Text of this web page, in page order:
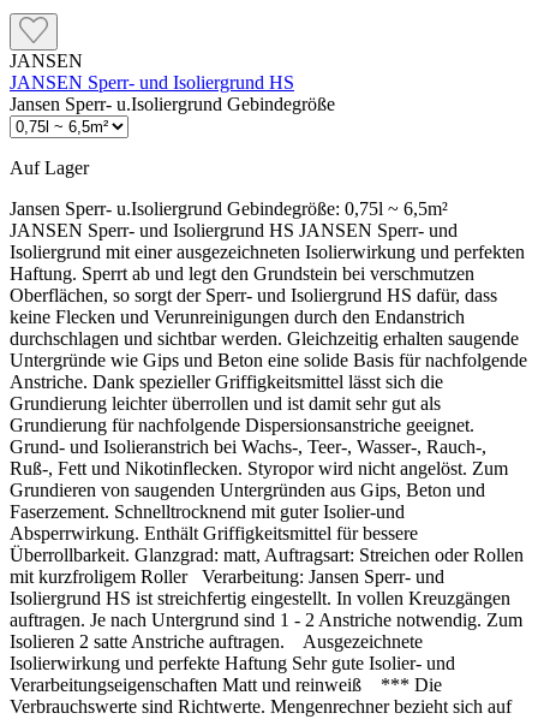
JANSEN
JANSEN Sperr- und Isoliergrund HS
Jansen Sperr- u.Isoliergrund Gebindegröße
Auf Lager
Jansen Sperr- u.Isoliergrund Gebindegröße: 0,75l ~ 6,5m²
JANSEN Sperr- und Isoliergrund HS JANSEN Sperr- und
Isoliergrund mit einer ausgezeichneten Isolierwirkung und perfekten
Haftung. Sperrt ab und legt den Grundstein bei verschmutzen
Oberflächen, so sorgt der Sperr- und Isoliergrund HS dafür, dass
keine Flecken und Verunreinigungen durch den Endanstrich
durchschlagen und sichtbar werden. Gleichzeitig erhalten saugende
Untergründe wie Gips und Beton eine solide Basis für nachfolgende
Anstriche. Dank spezieller Griffigkeitsmittel lässt sich die
Grundierung leichter überrollen und ist damit sehr gut als
Grundierung für nachfolgende Dispersionsanstriche geeignet.
Grund- und Isolieranstrich bei Wachs-, Teer-, Wasser-, Rauch-,
Ruß-, Fett und Nikotinflecken. Styropor wird nicht angelöst. Zum
Grundieren von saugenden Untergründen aus Gips, Beton und
Faserzement. Schnelltrocknend mit guter Isolier-und
Absperrwirkung. Enthält Griffigkeitsmittel für bessere
Überrollbarkeit. Glanzgrad: matt, Auftragsart: Streichen oder Rollen
mit kurzfroligem Roller Verarbeitung: Jansen Sperr- und
Isoliergrund HS ist streichfertig eingestellt. In vollen Kreuzgängen
auftragen. Je nach Untergrund sind 1 - 2 Anstriche notwendig. Zum
Isolieren 2 satte Anstriche auftragen. Ausgezeichnete
Isolierwirkung und perfekte Haftung Sehr gute Isolier- und
Verarbeitungseigenschaften Matt und reinweiß *** Die
Verbrauchswerte sind Richtwerte. Mengenrechner bezieht sich auf